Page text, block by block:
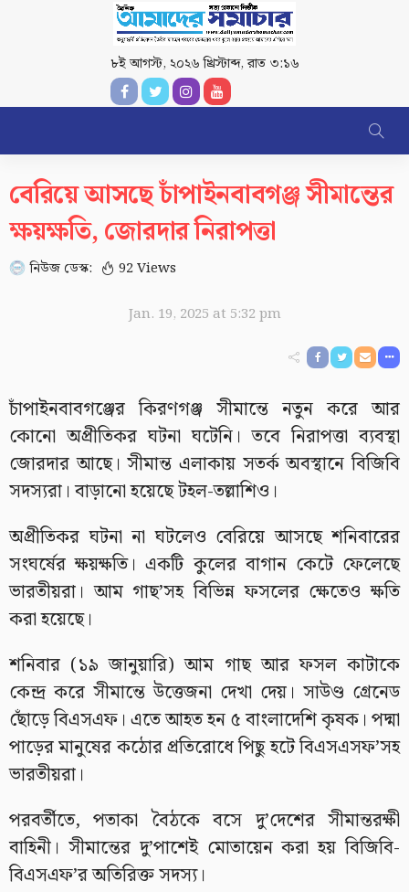
৮ই আগস্ট, ২০২৬ খ্রিস্টাব্দ,রাত ৩:১৬
বেরিয়ে আসছে চাঁপাইনবাবগঞ্জ সীমান্তের
ক্ষয়ক্ষতি, জোরদার নিরাপত্তা
নিউজ ডেস্ক: 92 Views
Jan. 19, 2025 at 5:32 pm
চাঁপাইনবাবগঞ্জের কিরণগঞ্জ সীমান্তে নতুন করে আর
কোনো অপ্রীতিকর ঘটনা ঘটেনি। তবে নিরাপত্তা ব্যবস্থা
জোরদার আছে। সীমান্ত এলাকায় সতর্ক অবস্থানে বিজিবি
সদস্যরা। বাড়ানো হয়েছে টহল-তল্লাশিও।
অপ্রীতিকর ঘটনা না ঘটলেও বেরিয়ে আসছে শনিবারের
সংঘর্ষের ক্ষয়ক্ষতি। একটি কুলের বাগান কেটে ফেলেছে
ভারতীয়রা। আম গাছ’সহ বিভিন্ন ফসলের ক্ষেতেও ক্ষতি
করা হয়েছে।
শনিবার (১৯ জানুয়ারি) আম গাছ আর ফসল কাটাকে
কেন্দ্র করে সীমান্তে উত্তেজনা দেখা দেয়। সাউণ্ড গ্রেনেড
ছোঁড়ে বিএসএফ। এতে আহত হন ৫ বাংলাদেশি কৃষক। পদ্মা
পাড়ের মানুষের কঠোর প্রতিরোধে পিছু হটে বিএসএসফ’সহ
ভারতীয়রা।
পরবর্তীতে, পতাকা বৈঠকে বসে দু’দেশের সীমান্তরক্ষী
বাহিনী। সীমান্তের দু’পাশেই মোতায়েন করা হয় বিজিবি-
বিএসএফ’র অতিরিক্ত সদস্য।